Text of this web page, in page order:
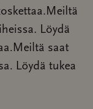
Löydä
saat
Löydä tukea